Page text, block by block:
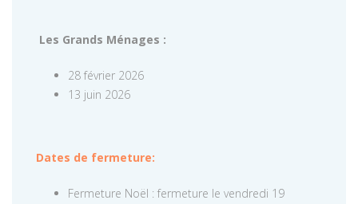
Les Grands Ménages :
28 février 2026
13 juin 2026
Dates de fermeture:
Fermeture Noël : fermeture le vendredi 19